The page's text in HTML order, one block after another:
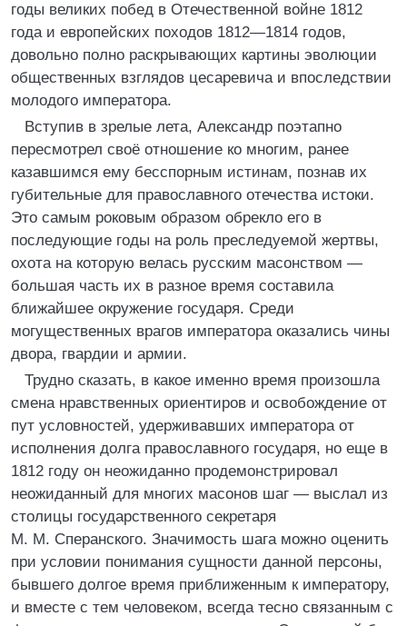
годы великих побед в Отечественной войне 1812
года и европейских походов 1812—1814 годов,
довольно полно раскрывающих картины эволюции
общественных взглядов цесаревича и впоследствии
молодого императора.
Вступив в зрелые лета, Александр поэтапно
пересмотрел своё отношение ко многим, ранее
казавшимся ему бесспорным истинам, познав их
губительные для православного отечества истоки.
Это самым роковым образом обрекло его в
последующие годы на роль преследуемой жертвы,
охота на которую велась русским масонством —
большая часть их в разное время составила
ближайшее окружение государя. Среди
могущественных врагов императора оказались чины
двора, гвардии и армии.
Трудно сказать, в какое именно время произошла
смена нравственных ориентиров и освобождение от
пут условностей, удерживавших императора от
исполнения долга православного государя, но еще в
1812 году он неожиданно продемонстрировал
неожиданный для многих масонов шаг — выслал из
столицы государственного секретаря
М. М. Сперанского. Значимость шага можно оценить
при условии понимания сущности данной персоны,
бывшего долгое время приближенным к императору,
и вместе с тем человеком, всегда тесно связанным с